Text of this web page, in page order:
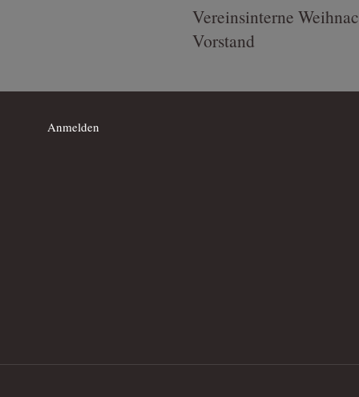
Vereinsinterne
Vorstand
Anmelden